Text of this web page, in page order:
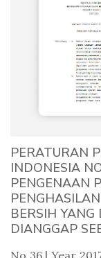
PERATURAN
INDONESIA
PENGENAAN
BERSIH
DIANGGAP
No 36 | Year